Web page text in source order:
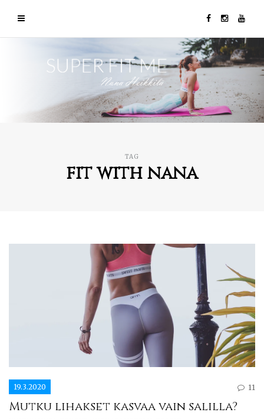
TAG
fit with nana
19.3.2020 11
Mutku lihakset kasvaa vain salilla?